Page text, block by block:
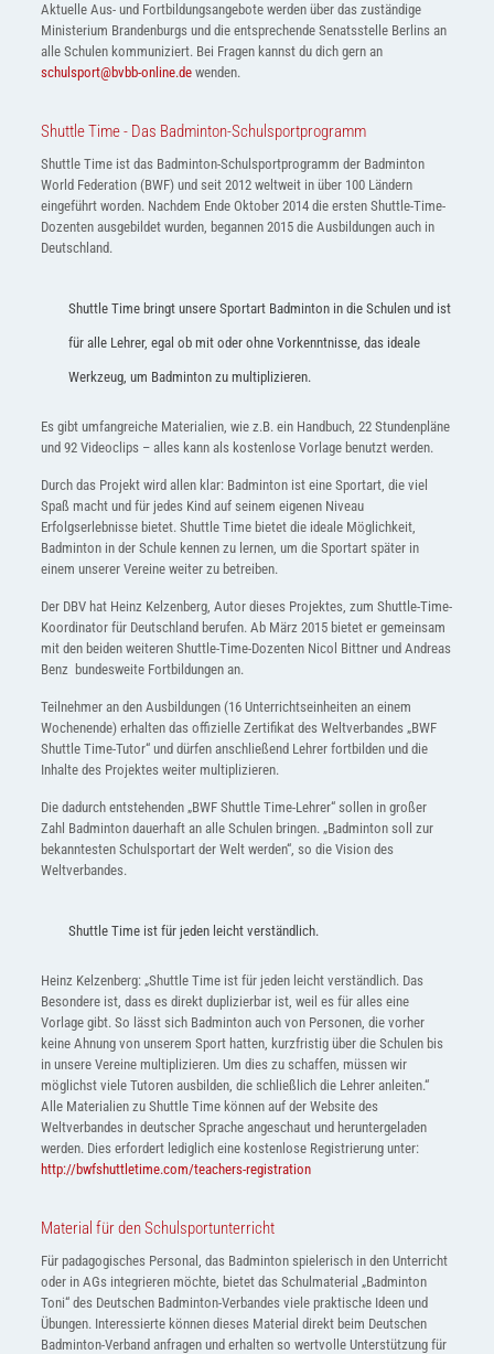
Aktuelle Aus- und Fortbildungsangebote werden über das zuständige
Ministerium Brandenburgs und die entsprechende Senatsstelle Berlins an
alle Schulen kommuniziert. Bei Fragen kannst du dich gern an
schulsport@bvbb-online.dewenden.
Shuttle Time - Das Badminton-Schulsportprogramm
Shuttle Time ist das Badminton-Schulsportprogramm der Badminton
World Federation (BWF) und seit 2012 weltweit in über 100 Ländern
eingeführt worden. Nachdem Ende Oktober 2014 die ersten Shuttle-Time-
Dozenten ausgebildet wurden, begannen 2015 die Ausbildungen auch in
Deutschland.
Shuttle Time bringt unsere Sportart Badminton in die Schulen und ist
für alle Lehrer, egal ob mit oder ohne Vorkenntnisse, das ideale
Werkzeug, um Badminton zu multiplizieren.
Es gibt umfangreiche Materialien, wie z.B. ein Handbuch, 22 Stundenpläne
und 92 Videoclips – alles kann als kostenlose Vorlage benutzt werden.
Durch das Projekt wird allen klar: Badminton ist eine Sportart, die viel
Spaß macht und für jedes Kind auf seinem eigenen Niveau
Erfolgserlebnisse bietet. Shuttle Time bietet die ideale Möglichkeit,
Badminton in der Schule kennen zu lernen, um die Sportart später in
einem unserer Vereine weiter zu betreiben.
Der DBV hat Heinz Kelzenberg, Autor dieses Projektes, zum Shuttle-Time-
Koordinator für Deutschland berufen. Ab März 2015 bietet er gemeinsam
mit den beiden weiteren Shuttle-Time-Dozenten Nicol Bittner und Andreas
Benz bundesweite Fortbildungen an.
Teilnehmer an den Ausbildungen (16 Unterrichtseinheiten an einem
Wochenende) erhalten das offizielle Zertifikat des Weltverbandes „BWF
Shuttle Time-Tutor“ und dürfen anschließend Lehrer fortbilden und die
Inhalte des Projektes weiter multiplizieren.
Die dadurch entstehenden „BWF Shuttle Time-Lehrer“ sollen in großer
Zahl Badminton dauerhaft an alle Schulen bringen. „Badminton soll zur
bekanntesten Schulsportart der Welt werden“, so die Vision des
Weltverbandes.
Shuttle Time ist für jeden leicht verständlich.
Heinz Kelzenberg: „Shuttle Time ist für jeden leicht verständlich. Das
Besondere ist, dass es direkt duplizierbar ist, weil es für alles eine
Vorlage gibt. So lässt sich Badminton auch von Personen, die vorher
keine Ahnung von unserem Sport hatten, kurzfristig über die Schulen bis
in unsere Vereine multiplizieren. Um dies zu schaffen, müssen wir
möglichst viele Tutoren ausbilden, die schließlich die Lehrer anleiten.“
Alle Materialien zu Shuttle Time können auf der Website des
Weltverbandes in deutscher Sprache angeschaut und heruntergeladen
werden. Dies erfordert lediglich eine kostenlose Registrierung unter:
http://bwfshuttletime.com/teachers-registration
Material für den Schulsportunterricht
Für padagogisches Personal, das Badminton spielerisch in den Unterricht
oder in AGs integrieren möchte, bietet das Schulmaterial „Badminton
Toni“ des Deutschen Badminton-Verbandes viele praktische Ideen und
Übungen. Interessierte können dieses Material direkt beim Deutschen
Badminton-Verband anfragen und erhalten so wertvolle Unterstützung für